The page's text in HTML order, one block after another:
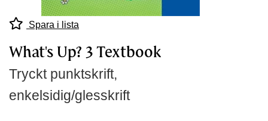
Spara i lista
What's Up? 3 Textbook
Tryckt punktskrift,
enkelsidig/glesskrift